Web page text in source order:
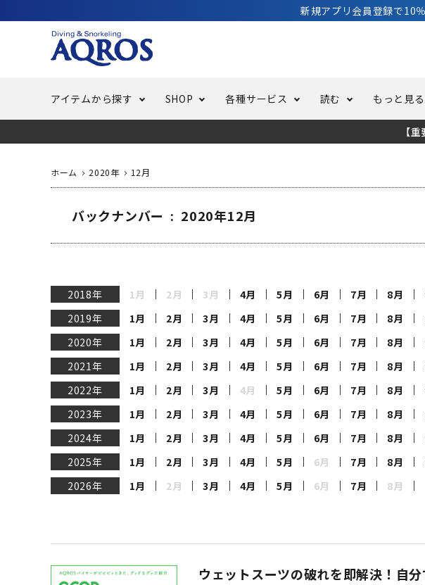
新規アプリ会員登録で10
アイテムから探す
バッグ・ケース ウエイト・ウエイトベルト
スピア・銛（モリ） スイミング
SALE
SHOP 各種サービス 読む もっと見る
求人
【
ホーム 2020年 12月
バックナンバー : 2020年12月
2018年 1月 2月 3月 4月 5月 6月 7月 8月
2019年
1月 2月 3月 4月 5月 6月 7月 8月
2020年
1月 2月 3月 4月 5月 6月 7月 8月
2021年
1月 2月 3月 4月 5月 6月 7月 8月
2022年
1月 2月 3月 4月 5月 6月 7月 8月
2023年
1月 2月 3月 4月 5月 6月 7月 8月
2024年
1月 2月 3月 4月 5月 6月 7月 8月
2025年
1月 2月 3月 4月 5月 6月 7月 8月
2026年
1月 2月 3月 4月 5月 6月 7月 8月
ウェットスーツの破れを即解決！自